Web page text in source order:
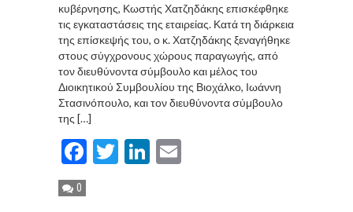
κυβέρνησης, Κωστής Χατζηδάκης επισκέφθηκε
τις εγκαταστάσεις της εταιρείας. Κατά τη διάρκεια
της επίσκεψής του, ο κ. Χατζηδάκης ξεναγήθηκε
στους σύγχρονους χώρους παραγωγής, από
τον διευθύνοντα σύμβουλο και μέλος του
Διοικητικού Συμβουλίου της Βιοχάλκο, Ιωάννη
Στασινόπουλο, και τον διευθύνοντα σύμβουλο
της […]
Facebook
TwitterLinkedIn
0